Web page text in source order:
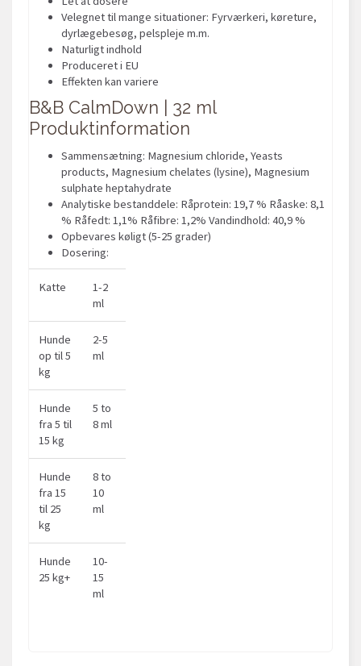
Velegnet til mange situationer: Fyrværkeri, køreture,
dyrlægebesøg, pelspleje m.m.
Naturligt indhold
Produceret i EU
Effekten kan variere
B&B CalmDown | 32 ml
Produktinformation
Sammensætning: Magnesium chloride, Yeasts
products, Magnesium chelates (lysine), Magnesium
sulphate heptahydrate
Analytiske bestanddele: Råprotein: 19,7 % Råaske: 8,1
% Råfedt: 1,1% Råfibre: 1,2% Vandindhold: 40,9 %
Opbevares køligt (5-25 grader)
Dosering:
Katte
1-2
ml
Hunde
op til 5
kg
2-5
ml
Hunde
fra 5 til
15 kg
5 to
8 ml
Hunde
fra 15
til 25
kg
8 to
10
ml
Hunde
25 kg+
10-
15
ml